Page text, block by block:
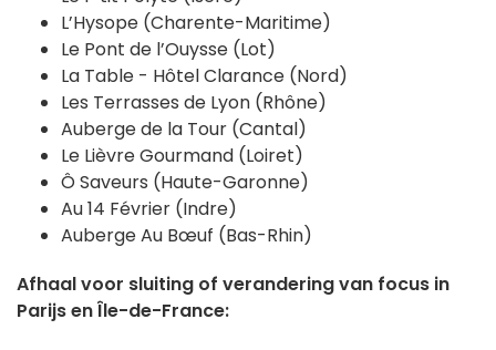
L’Hysope (Charente-Maritime)
Le Pont de l’Ouysse (Lot)
La Table - Hôtel Clarance (Nord)
Les Terrasses de Lyon (Rhône)
Auberge de la Tour (Cantal)
Le Lièvre Gourmand (Loiret)
Ô Saveurs (Haute-Garonne)
Au 14 Février (Indre)
Auberge Au Bœuf (Bas-Rhin)
Afhaal voor sluiting of verandering van focus in
Parijs en Île-de-France: